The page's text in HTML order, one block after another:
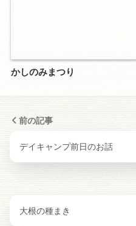
かしのみまつり
前の記事
デイキャンプ前日のお話
大根の種まき